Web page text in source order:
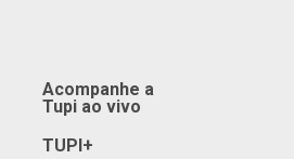
Acompanhe a
Tupi ao vivo
TUPI+